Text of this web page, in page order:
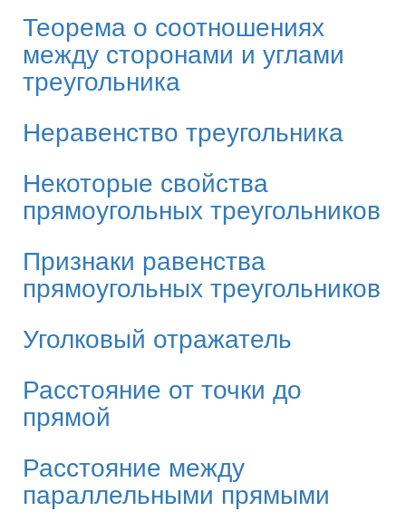
Теорема о соотношениях
между сторонами и углами
треугольника
Неравенство треугольника
Некоторые свойства
прямоугольных треугольников
Признаки равенства
прямоугольных треугольников
Уголковый отражатель
Расстояние от точки до
прямой
Расстояние между
параллельными прямыми